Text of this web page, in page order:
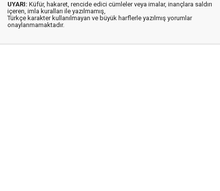
UYARI: Küfür, hakaret, rencide edici cümleler veya imalar, inançlara saldırı
içeren, imla kuralları ile yazılmamış,
Türkçe karakter kullanılmayan ve büyük harflerle yazılmış yorumlar
onaylanmamaktadır.